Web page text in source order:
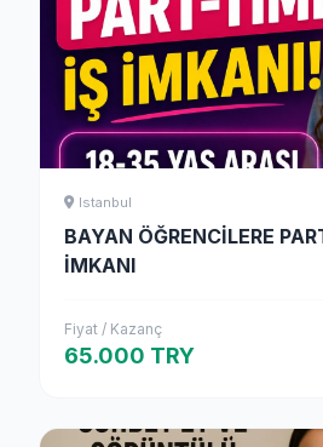
Istanbul
BAYAN ÖĞRENCİLERE
İMKANI
Fiyat / Kazanç
65.000 TRY